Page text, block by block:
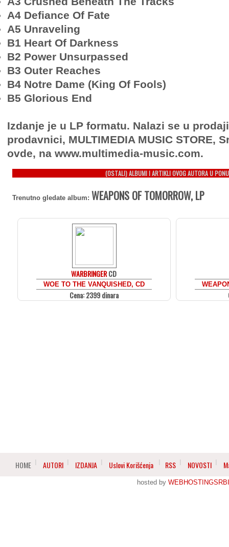
A4 Defiance Of Fate
A5 Unraveling
B1 Heart Of Darkness
B2 Power Unsurpassed
B3 Outer Reaches
B4 Notre Dame (King Of Fools)
B5 Glorious End
Izdanje je u LP formatu. Nalazi se u
prodavnici, MULTIMEDIA MUSIC STORE,
ovde, na www.multimedia-music.com.
(OSTALI) ALBUMI I ARTIKLI OVOG AUTORA U
Trenutno gledate album: WEAPONS OF TOMORROW, LP
WARBRINGERCD
WOE TO THE VANQUISHED, CD
Cena: 2399 dinara
HOME AUTORI IZDANJA Uslovi Korišćenja RSS NOVOSTI
hosted by